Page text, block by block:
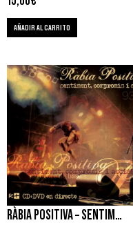
AÑADIR AL CARRITO
RÀBIA POSITIVA ‎– SENTIMENT, COMPROMÍS I ACCIÓ!